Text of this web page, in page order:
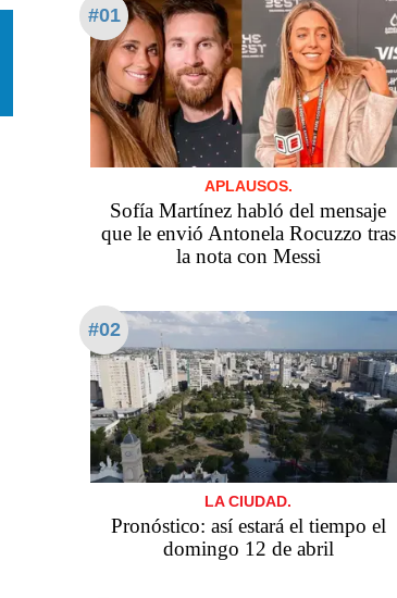
#01
APLAUSOS.
Sofía Martínez habló del mensaje
que le envió Antonela Rocuzzo tras
la nota con Messi
#02
LA CIUDAD.
Pronóstico: así estará el tiempo el
domingo 12 de abril